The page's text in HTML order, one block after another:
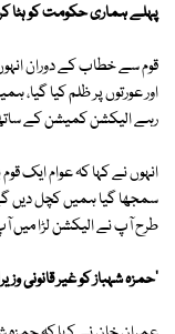
پہلے ہماری حکومت کو ہٹا
اور عورتوں پر ظلم کیا گیا،
رہے الیکشن کمیشن کے
انہوں نے کہا کہ عوام ایک
سمجھا گیا ہمیں کچل دیں
طرح آپ نے الیکشن لڑا میں
'حمزہ شہباز کو غیر قانونی